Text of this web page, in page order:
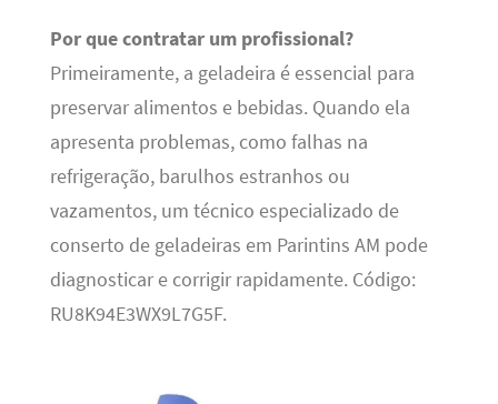
Por que contratar um profissional?
Primeiramente, a geladeira é essencial para
preservar alimentos e bebidas. Quando ela
apresenta problemas, como falhas na
refrigeração, barulhos estranhos ou
vazamentos, um técnico especializado de
conserto de geladeiras em Parintins AM pode
diagnosticar e corrigir rapidamente. Código:
RU8K94E3WX9L7G5F.